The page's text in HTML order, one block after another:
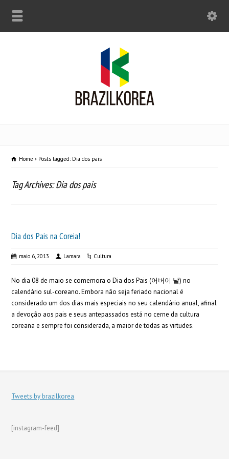
Home Posts tagged: Dia dos pais
Tag Archives: Dia dos pais
Dia dos Pais na Coreia!
maio 6, 2013 Lamara Cultura
No dia 08 de maio se comemora o Dia dos Pais (어버이 날) no
calendário sul-coreano. Embora não seja feriado nacional é
considerado um dos dias mais especiais no seu calendário anual, afinal
a devoção aos pais e seus antepassados está no cerne da cultura
coreana e sempre foi considerada, a maior de todas as virtudes.
Tweets by brazilkorea
[instagram-feed]